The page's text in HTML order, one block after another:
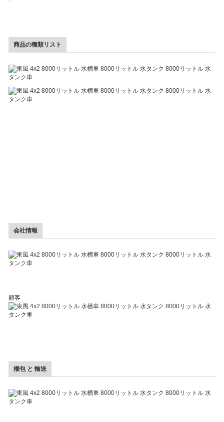
商品の種類リスト
会社情報
顧客
梱包 と 輸送